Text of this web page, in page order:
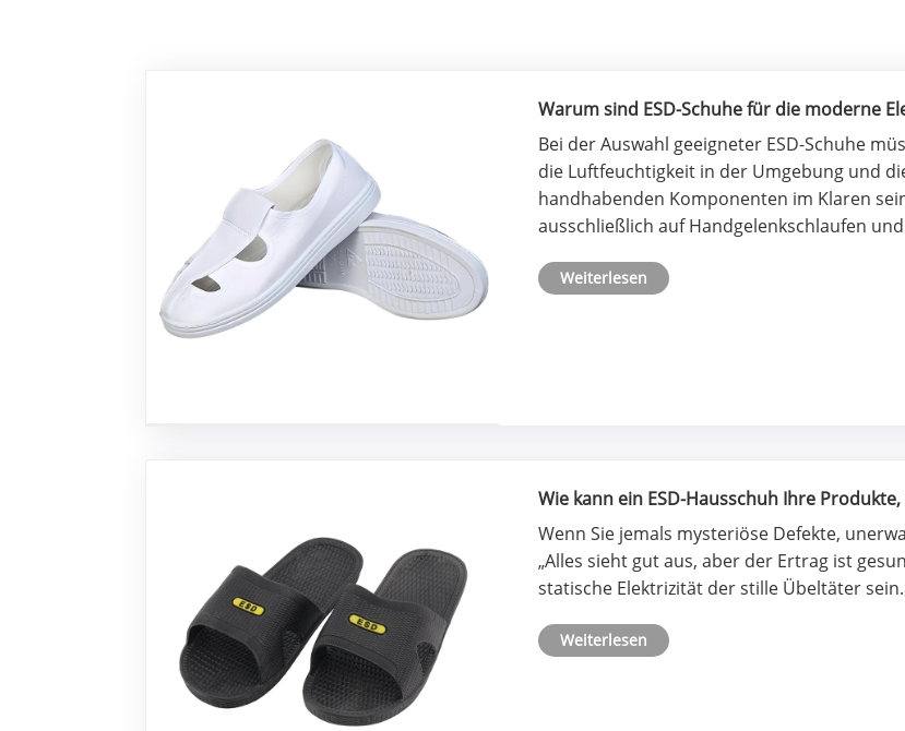
Warum sind ESD-Schuhe für die moderne
Bei der Auswahl geeigneter ESD-Schuhe
die Luftfeuchtigkeit in der Umgebung und
handhabenden Komponenten im Klaren
ausschließlich auf Handgelenkschlaufen
Weiterlesen
Wie kann ein ESD-Hausschuh Ihre
Wenn Sie jemals mysteriöse Defekte,
„Alles sieht gut aus, aber der Ertrag ist
statische Elektrizität der stille Übeltäter sein.
Weiterlesen